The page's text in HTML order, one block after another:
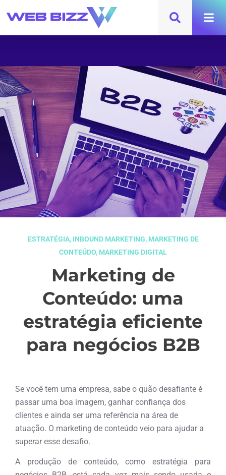
ESTRATÉGIA, INBOUND MARKETING, MARKETING DE
CONTEÚDO, MARKETING DIGITAL
Marketing de
Conteúdo: uma
estratégia eficiente
para negócios B2B
Se você tem uma empresa, sabe o quão desafiante é
passar uma boa imagem, ganhar confiança dos
clientes e ainda ser uma referência na área de
atuação. O marketing de conteúdo veio para ajudar a
superar esse desafio.
A produção de conteúdo, como estratégia para